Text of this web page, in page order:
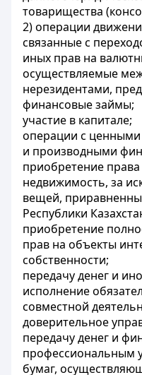
товарищества
2) операции
связанные с
иных прав на
осуществляемые
нерезидентами,
финансовые займы;
участие в капитале;
операции с ценными
и производными
приобретение
недвижимость, за
вещей,
Республики
приобретение
прав на объекты
собственности;
передачу денег и
исполнение
совместной
доверительное
передачу денег и
профессиональным
бумаг,